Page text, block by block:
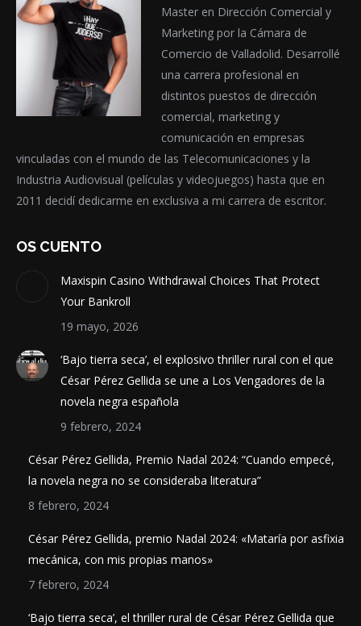
Master en Dirección Comercial y
Marketing por la Cámara de
Comercio de Valladolid. Desarrollé
una carrera profesional en
distintos puestos de dirección
comercial, marketing y
comunicación en empresas
vinculadas con el mundo de las Telecomunicaciones y la
Industria Audiovisual (películas y videojuegos) hasta que en
2011 decidí dedicarme en exclusiva a mi carrera de escritor.
OS CUENTO
Maxispin Casino Withdrawal Choices That Protect
Your Bankroll
19 mayo, 2026
‘Bajo tierra seca’, el explosivo thriller rural con el que
César Pérez Gellida se une a Los Vengadores de la
novela negra española
9 febrero, 2024
César Pérez Gellida, Premio Nadal 2024: “Cuando empecé,
la novela negra no se consideraba literatura”
8 febrero, 2024
César Pérez Gellida, premio Nadal 2024: «Mataría por asfixia
mecánica, con mis propias manos»
7 febrero, 2024
‘Bajo tierra seca’, el thriller rural de César Pérez Gellida que